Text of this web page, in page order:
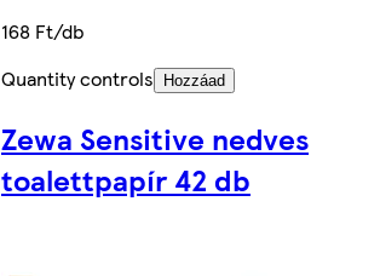
168 Ft/db
Quantity controls
Hozzáad
Zewa Sensitive nedves
toalettpapír 42 db